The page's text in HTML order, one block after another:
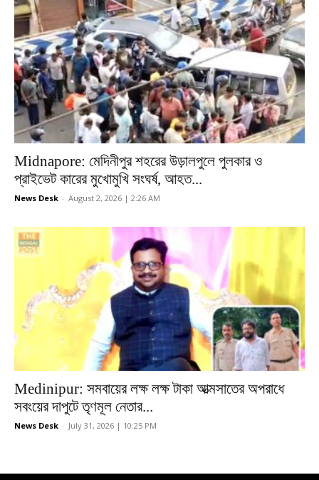
Midnapore: মেদিনীপুর শহরের উড়ালপুলে পুলকার ও
প্রাইভেট কারের মুখোমুখি সংঘর্ষ, আহত...
News Desk - August 2, 2026 | 2:26 AM
Medinipur: সমবায়ের লক্ষ লক্ষ টাকা আত্মসাতের অপরাধে
সবংয়ের দাপুটে তৃণমূল নেতার...
News Desk - July 31, 2026 | 10:25 PM